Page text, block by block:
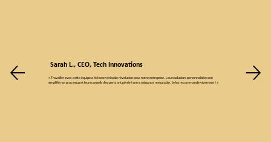
« Travailler avec cette équipe a été une véritable révolution pour notre entreprise. Leurs solutions personnalisées ont
simplifié nos processus et leurs conseils d'experts ont généré une croissance mesurable. Je les recommande vivement ! »
Sarah L., CEO, Tech Innovations